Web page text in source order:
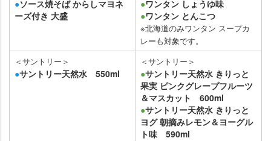
●ソース焼そば からしマヨネ
ーズ付き 大盛
●ワンタン しょうゆ味
●ワンタン とんこつ
※北海道のみワンタン スープカ
レーも対象です。
＜サントリー＞
●サントリー天然水 550ml
＜サントリー＞
●サントリー天然水 きりっと
果実 ピンクグレープフルーツ
＆マスカット 600ml
●サントリー天然水 きりっと
ヨグ 朝摘みレモン＆ヨーグル
ト味 590ml